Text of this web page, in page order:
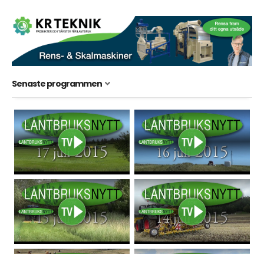
Senaste programmen